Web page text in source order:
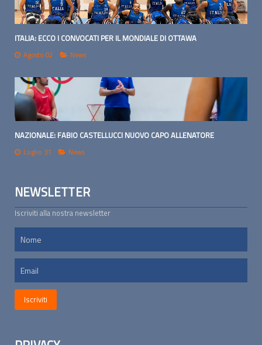
ITALIA: ECCO I CONVOCATI PER IL MONDIALE DI OTTAWA
Agosto 02 News
NAZIONALE: FABIO CASTELLUCCI NUOVO CAPO ALLENATORE
Luglio 31 News
NEWSLETTER
Iscriviti alla nostra newsletter